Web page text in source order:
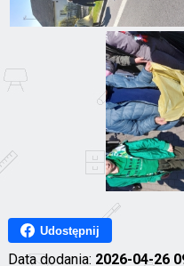
Udostępnij
Data dodania: 2026-04-26